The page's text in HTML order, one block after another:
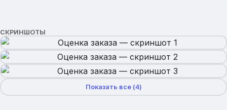
СКРИНШОТЫ
Показать все (4)